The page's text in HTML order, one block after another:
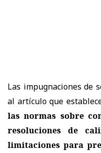
Las impugnaciones de
al artículo que
las normas sobre
resoluciones de
limitaciones para